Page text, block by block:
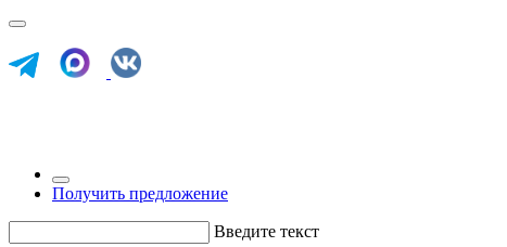
Получить предложение
Введите текст